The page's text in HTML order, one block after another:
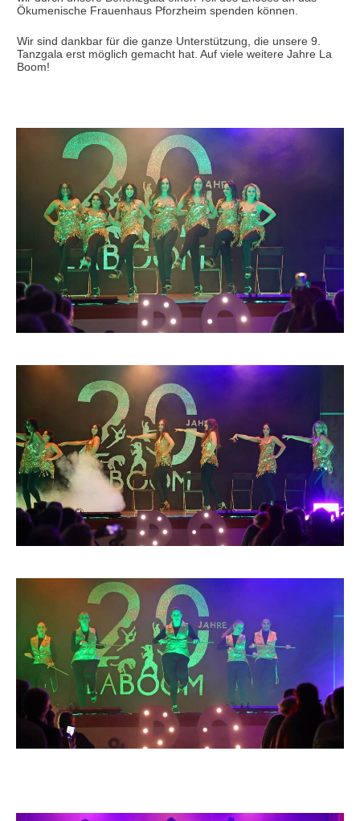
Ökumenische Frauenhaus Pforzheim spenden können.
Wir sind dankbar für die ganze Unterstützung, die unsere 9.
Tanzgala erst möglich gemacht hat. Auf viele weitere Jahre La
Boom!